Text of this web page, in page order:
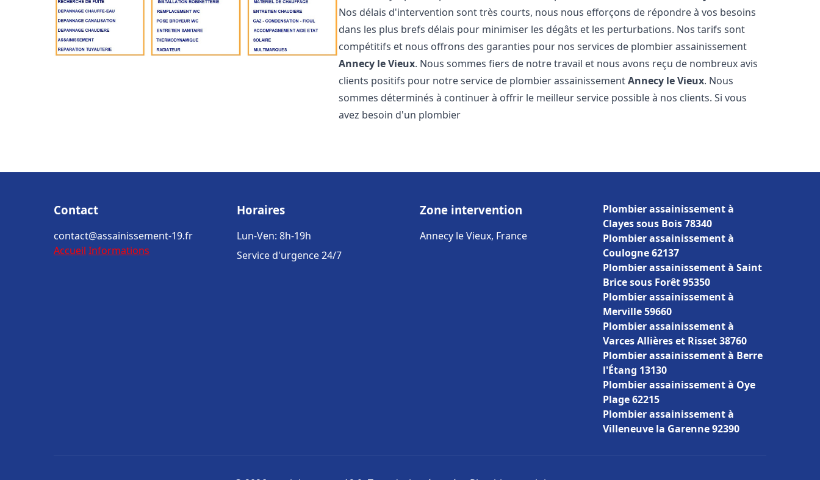
Nos délais d'intervention sont très courts, nous nous efforçons de répondre à vos besoins
dans les plus brefs délais pour minimiser les dégâts et les perturbations. Nos tarifs sont
compétitifs et nous offrons des garanties pour nos services de plombier assainissement
Annecy le Vieux. Nous sommes fiers de notre travail et nous avons reçu de nombreux avis
clients positifs pour notre service de plombier assainissementAnnecy le Vieux. Nous
sommes déterminés à continuer à offrir le meilleur service possible à nos clients. Si vous
avez besoin d'un plombier
Contact
contact@assainissement-19.fr
Accueil Informations
Horaires
Lun-Ven: 8h-19h
Service d'urgence 24/7
Zone intervention
Annecy le Vieux, France
Plombier assainissement à
Clayes sous Bois 78340
Plombier assainissement à
Coulogne 62137
Plombier assainissement à Saint
Brice sous Forêt 95350
Plombier assainissement à
Merville 59660
Plombier assainissement à
Varces Allières et Risset 38760
Plombier assainissement à Berre
l'Étang 13130
Plombier assainissement à Oye
Plage 62215
Plombier assainissement à
Villeneuve la Garenne 92390